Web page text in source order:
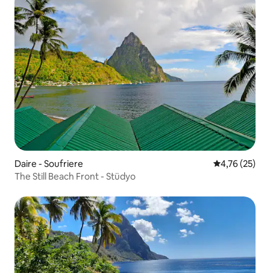
Daire - Soufriere 5 üzerinden
4,76 (25)
The Still Beach Front - Stüdyo